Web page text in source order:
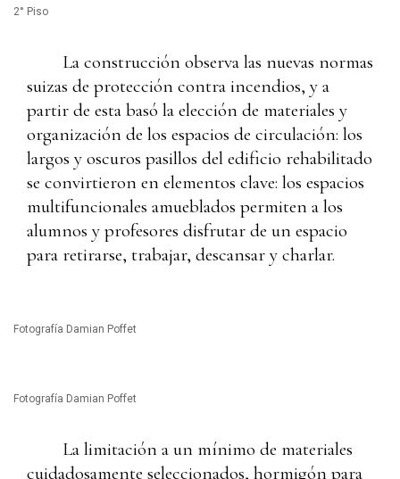
2° Piso
La construcción observa las nuevas normas
suizas de protección contra incendios, y a
partir de esta basó la elección de materiales y
organización de los espacios de circulación: los
largos y oscuros pasillos del edificio rehabilitado
se convirtieron en elementos clave: los espacios
multifuncionales amueblados permiten a los
alumnos y profesores disfrutar de un espacio
para retirarse, trabajar, descansar y charlar.
Fotografía Damian Poffet
Fotografía Damian Poffet
La limitación a un mínimo de materiales
cuidadosamente seleccionados, hormigón para